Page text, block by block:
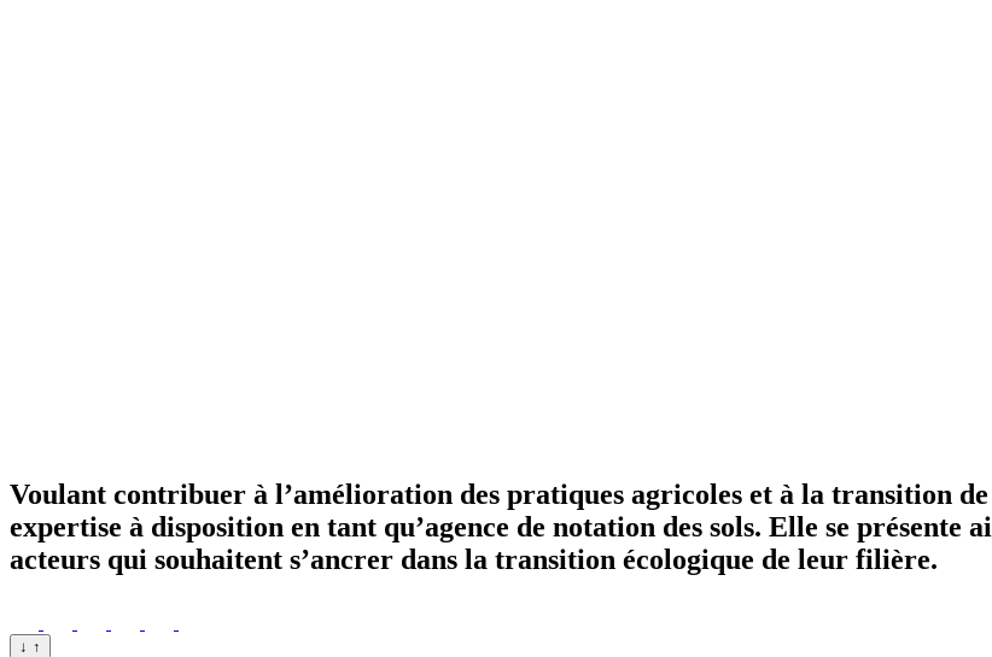
Voulant contribuer à l’amélioration des pratiques agricoles et à la transition
expertise à disposition en tant qu’agence de notation des sols. Elle se présente
acteurs qui souhaitent s’ancrer dans la transition écologique de leur filière.
↓ ↑